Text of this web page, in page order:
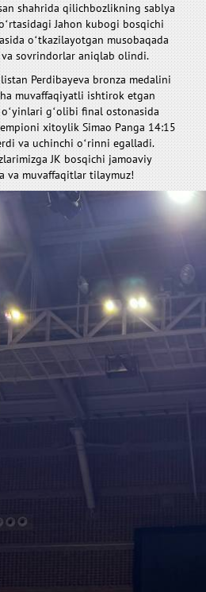
shahrida qilichbozlikning sablya
Jahon kubogi bosqichi
oʻtkazilayotgan musobaqada
sovrindorlar aniqlab olindi.
Perdibayeva bronza medalini
muvaffaqiyatli ishtirok etgan
gʻolibi final ostonasida
xitoylik Simao Panga 14:15
va uchinchi oʻrinni egalladi.
JK bosqichi jamoaviy
va muvaffaqitlar tilaymuz!